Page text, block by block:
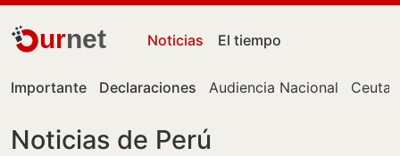
urnet Noticias El tiempo
Importante Declaraciones Audiencia Nacional Ceuta
Noticias de Perú